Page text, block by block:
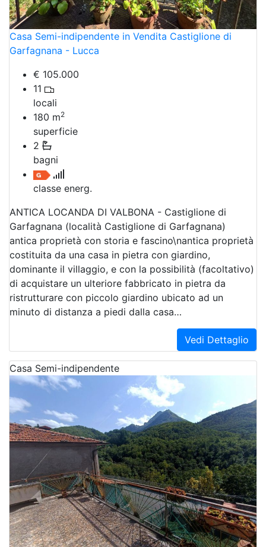
Casa Semi-indipendente in Vendita Castiglione di
Garfagnana - Lucca
€ 105.000
11
locali
180 m2
superficie
2
bagni
classe energ.
ANTICA LOCANDA DI VALBONA - Castiglione di
Garfagnana (località Castiglione di Garfagnana)
antica proprietà con storia e fascino\nantica proprietà
costituita da una casa in pietra con giardino,
dominante il villaggio, e con la possibilità (facoltativo)
di acquistare un ulteriore fabbricato in pietra da
ristrutturare con piccolo giardino ubicato ad un
minuto di distanza a piedi dalla casa…
Vedi Dettaglio
Casa Semi-indipendente